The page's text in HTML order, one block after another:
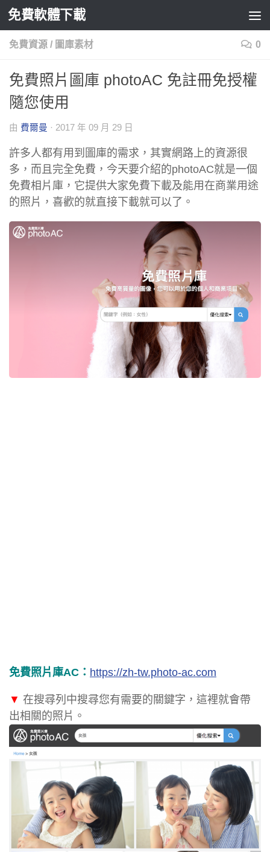
Skip to content
免費軟體下載
免費資源 / 圖庫素材 0
免費照片圖庫 photoAC 免註冊免授權
隨您使用
由 費爾曼 · 2017 年 09 月 29 日
許多人都有用到圖庫的需求，其實網路上的資源很
多，而且完全免費，今天要介紹的photoAC就是一個
免費相片庫，它提供大家免費下載及能用在商業用途
的照片，喜歡的就直接下載就可以了。
免費照片庫AC： https://zh-tw.photo-ac.com
▼ 在搜尋列中搜尋您有需要的關鍵字，這裡就會帶
出相關的照片。